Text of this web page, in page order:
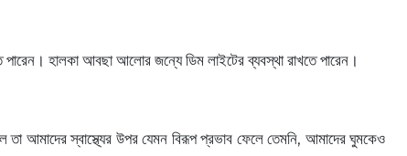
পারেন। হালকা আবছা আলোর জন্যে ডিম লাইটের ব্যবস্থা রাখতে পারেন।
আমাদের স্বাস্থ্যের উপর যেমন বিরূপ প্রভাব ফেলে তেমনি, আমাদের ঘুমকেও